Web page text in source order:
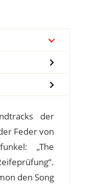
der
Feder von
„The
den Song